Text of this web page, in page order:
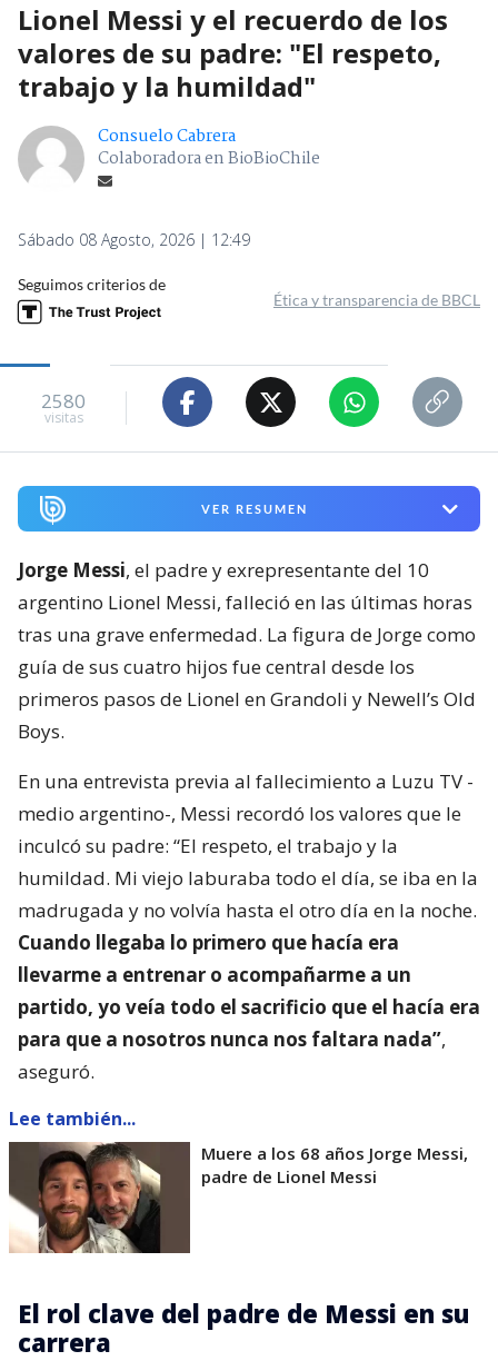
Lionel Messi y el recuerdo de los
valores de su padre: "El respeto,
trabajo y la humildad"
Consuelo Cabrera
Colaboradora en BioBioChile
Sábado 08 Agosto, 2026 | 12:49
Seguimos criterios de
Ética y transparencia de BBCL
2580
visitas
VER RESUMEN
Jorge Messi, el padre y exrepresentante del 10
argentino Lionel Messi, falleció en las últimas horas
tras una grave enfermedad. La figura de Jorge como
guía de sus cuatro hijos fue central desde los
primeros pasos de Lionel en Grandoli y Newell’s Old
Boys.
En una entrevista previa al fallecimiento a Luzu TV -
medio argentino-, Messi recordó los valores que le
inculcó su padre: “El respeto, el trabajo y la
humildad. Mi viejo laburaba todo el día, se iba en la
madrugada y no volvía hasta el otro día en la noche.
Cuando llegaba lo primero que hacía era
llevarme a entrenar o acompañarme a un
partido, yo veía todo el sacrificio que el hacía era
para que a nosotros nunca nos faltara nada”,
aseguró.
Lee también...
Muere a los 68 años Jorge Messi,
padre de Lionel Messi
El rol clave del padre de Messi en su
carrera